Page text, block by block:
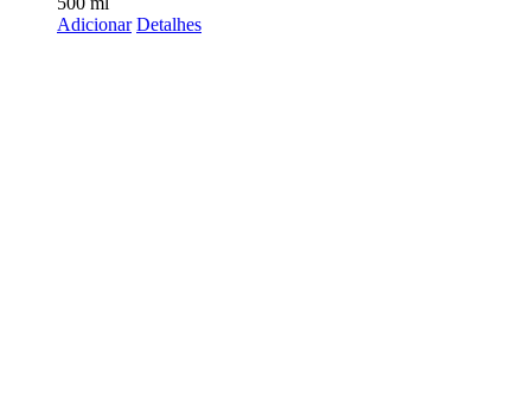
Adicionar Detalhes